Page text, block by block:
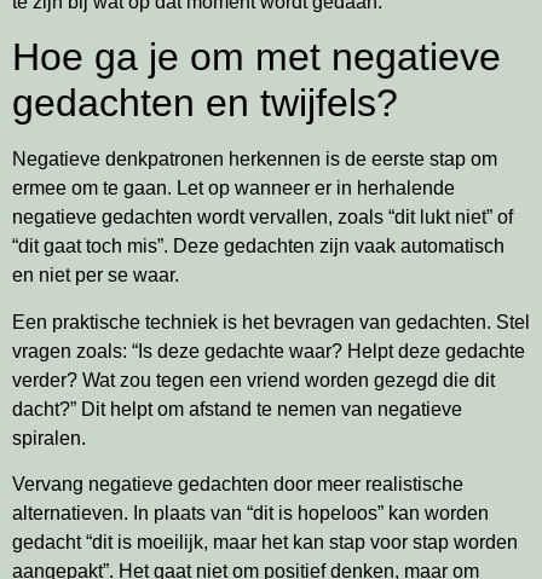
Hoe ga je om met negatieve
gedachten en twijfels?
Negatieve denkpatronen herkennen is de eerste stap om
ermee om te gaan. Let op wanneer er in herhalende
negatieve gedachten wordt vervallen, zoals “dit lukt niet” of
“dit gaat toch mis”. Deze gedachten zijn vaak automatisch
en niet per se waar.
Een praktische techniek is het bevragen van gedachten. Stel
vragen zoals: “Is deze gedachte waar? Helpt deze gedachte
verder? Wat zou tegen een vriend worden gezegd die dit
dacht?” Dit helpt om afstand te nemen van negatieve
spiralen.
Vervang negatieve gedachten door meer realistische
alternatieven. In plaats van “dit is hopeloos” kan worden
gedacht “dit is moeilijk, maar het kan stap voor stap worden
aangepakt”. Het gaat niet om positief denken, maar om